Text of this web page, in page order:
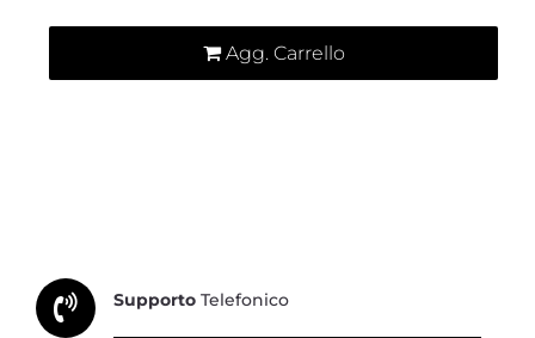
Agg. Carrello
Supporto Telefonico